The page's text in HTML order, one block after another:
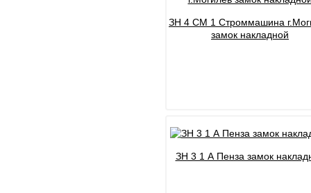
ЗН 4 СМ 1 Строммашина
замок накладной
ЗН 3 1 А Пенза замок